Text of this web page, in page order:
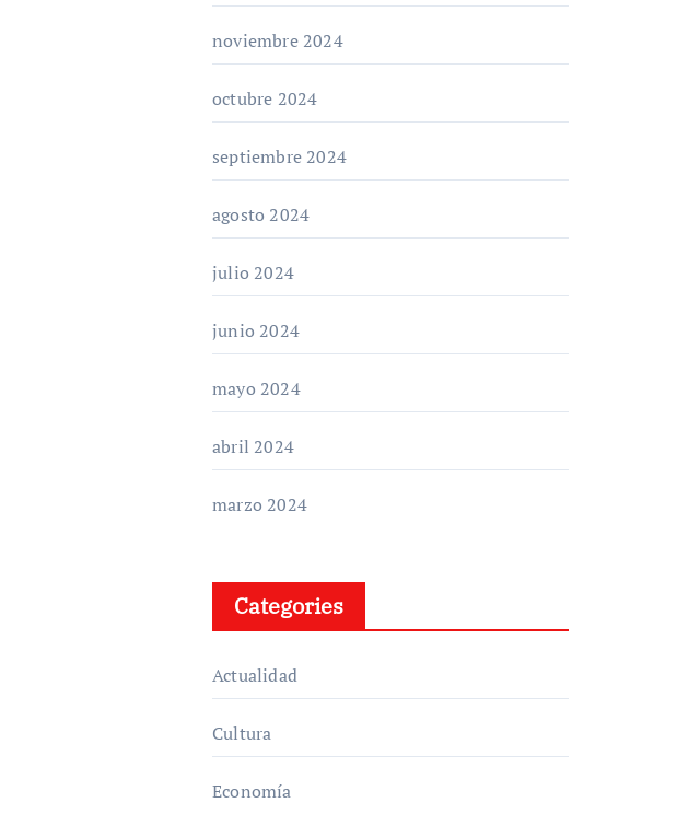
noviembre 2024
octubre 2024
septiembre 2024
agosto 2024
julio 2024
junio 2024
mayo 2024
abril 2024
marzo 2024
Categories
Actualidad
Cultura
Economía